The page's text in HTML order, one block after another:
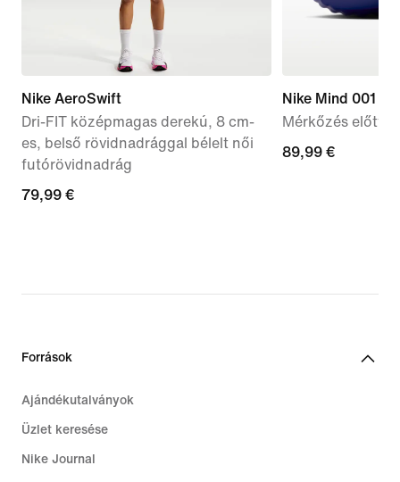
Nike AeroSwift
Dri-FIT középmagas derekú, 8 cm-
es, belső rövidnadrággal bélelt női
futórövidnadrág
79,99
79,99 €
Nike Mind 001
Mérkőzés előtti
89,99
89,99 €
Források
Ajándékutalványok
Üzlet keresése
Nike Journal